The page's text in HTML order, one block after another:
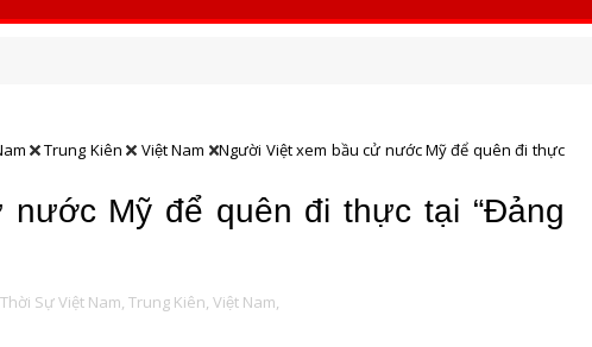
Trung Kiên Việt Nam
Người Việt xem bầu cử nước Mỹ để quên đi thực
Mỹ để quên đi thực tại “Đảng
Thời Sự Việt Nam, Trung Kiên, Việt Nam,